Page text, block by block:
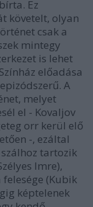
Ez
követelt, olyan
csak a
mintegy
is lehet
előadása
A
melyet
el - Kovaljov
orr kerül elő
-, ezáltal
tartozik
Imre),
(Kubik
képtelenek